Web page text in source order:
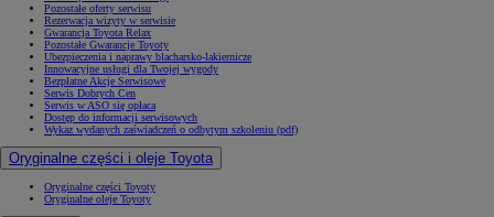
Pozostałe oferty serwisu
Rezerwacja wizyty w serwisie
Gwarancja Toyota Relax
Pozostałe Gwarancje Toyoty
Ubezpieczenia i naprawy blacharsko-lakiernicze
Innowacyjne usługi dla Twojej wygody
Bezpłatne Akcje Serwisowe
Serwis Dobrych Cen
Serwis w ASO się opłaca
Dostęp do informacji serwisowych
Wykaz wydanych zaświadczeń o odbytym szkoleniu (pdf)
Oryginalne części i oleje Toyota
Oryginalne części Toyoty
Oryginalne oleje Toyoty